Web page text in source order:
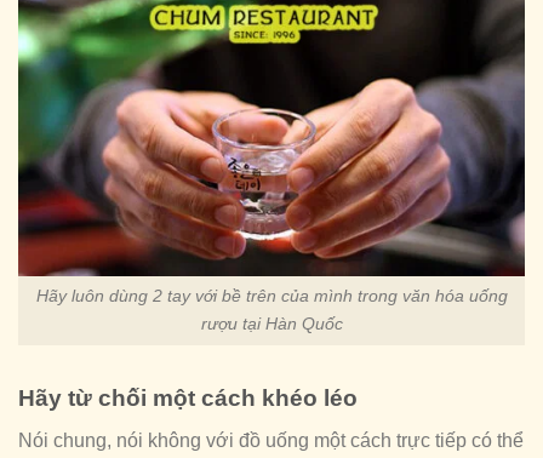
Hãy luôn dùng 2 tay với bề trên của mình trong văn hóa uống
rượu tại Hàn Quốc
Hãy từ chối một cách khéo léo
Nói chung, nói không với đồ uống một cách trực tiếp có thể